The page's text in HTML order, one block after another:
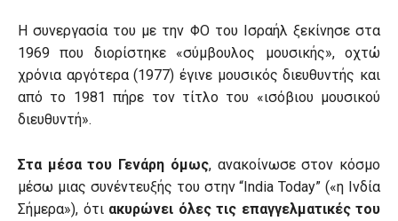
Η συνεργασία του με την ΦΟ του Ισραήλ ξεκίνησε στα
1969 που διορίστηκε «σύμβουλος μουσικής», οχτώ
χρόνια αργότερα (1977) έγινε μουσικός διευθυντής και
από το 1981 πήρε τον τίτλο του «ισόβιου μουσικού
διευθυντή».
Στα μέσα του Γενάρη όμως, ανακοίνωσε στον κόσμο
μέσω μιας συνέντευξής του στην “India Today” («η Ινδία
Σήμερα»), ότι ακυρώνει όλες τις επαγγελματικές του